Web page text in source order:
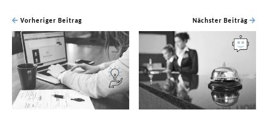
Vorheriger Beitrag Nächster Beiträg